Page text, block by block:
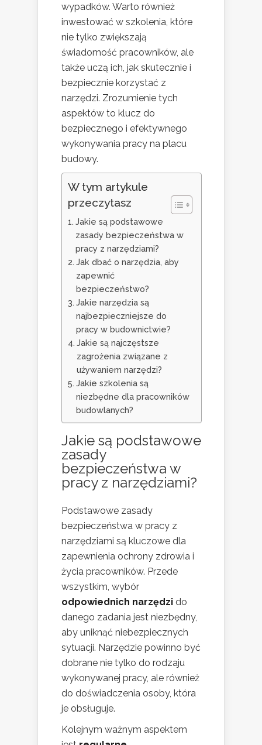
wypadków. Warto również
inwestować w szkolenia, które
nie tylko zwiększają
świadomość pracowników, ale
także uczą ich, jak skutecznie i
bezpiecznie korzystać z
narzędzi. Zrozumienie tych
aspektów to klucz do
bezpiecznego i efektywnego
wykonywania pracy na placu
budowy.
W tym artykule
przeczytasz
Jakie są podstawowe
zasady bezpieczeństwa w
pracy z narzędziami?
Jak dbać o narzędzia, aby
zapewnić
bezpieczeństwo?
Jakie narzędzia są
najbezpieczniejsze do
pracy w budownictwie?
Jakie są najczęstsze
zagrożenia związane z
używaniem narzędzi?
Jakie szkolenia są
niezbędne dla pracowników
budowlanych?
Jakie są podstawowe
zasady
bezpieczeństwa w
pracy z narzędziami?
Podstawowe zasady
bezpieczeństwa w pracy z
narzędziami są kluczowe dla
zapewnienia ochrony zdrowia i
życia pracowników. Przede
wszystkim, wybór
odpowiednich narzędzi do
danego zadania jest niezbędny,
aby uniknąć niebezpiecznych
sytuacji. Narzędzie powinno być
dobrane nie tylko do rodzaju
wykonywanej pracy, ale również
do doświadczenia osoby, która
je obsługuje.
Kolejnym ważnym aspektem